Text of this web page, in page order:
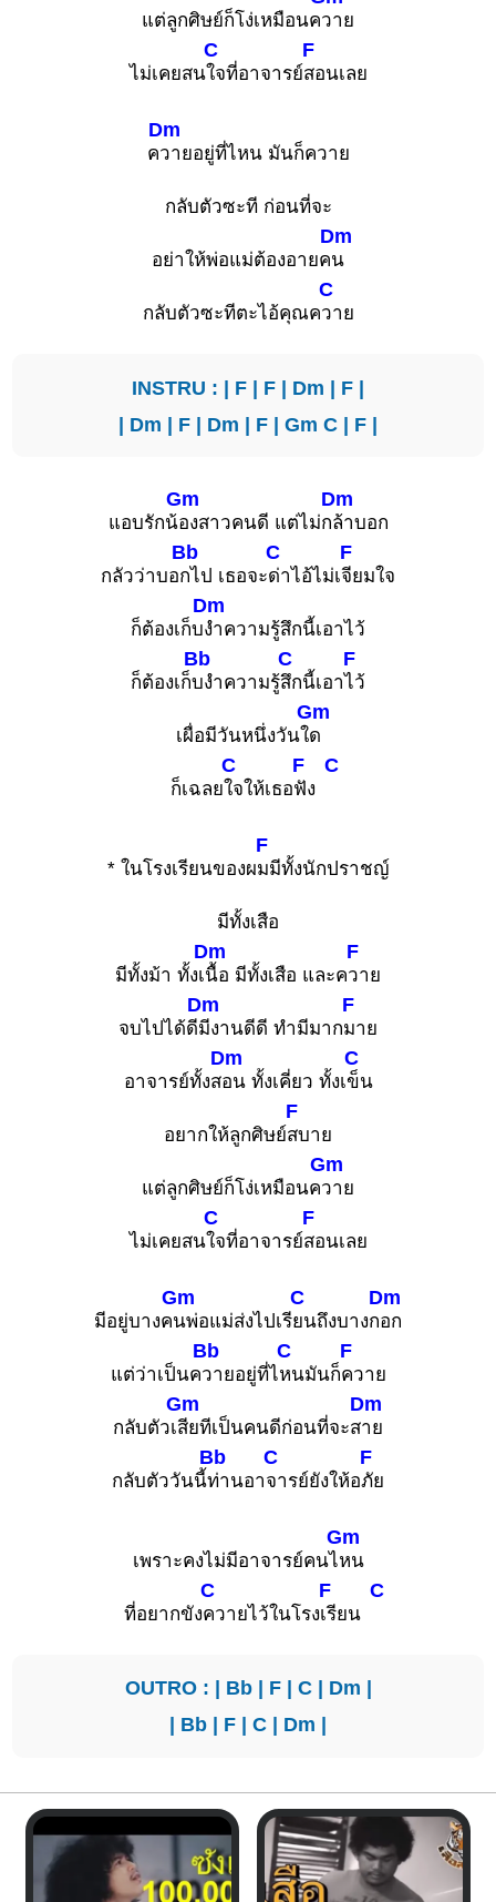
แต่ลูกศิษย์ก็โง่เหมือนควาย
ไม่เคยสน
C
ใจที่อาจารย์
F
สอนเลย
ค
Dm
วายอยู่ที่ไหน มันก็ควาย
กลับตัวซะที ก่อนที่จะ
อย่าให้พ่อแม่ต้องอายค
Dm
น
กลับตัวซะทีตะไอ้คุณค
C
วาย
INSTRU : | F | F | Dm | F |
| Dm | F | Dm | F | Gm C | F |
แอบรักน้
Gm
องสาวคนดี แต่ไม่ก
Dm
ล้าบอก
กลัวว่าบอ
Bb
กไป เธอจะ
C
ด่าไอ้ไม่เ
F
จียมใจ
ก็ต้องเก็บ
Dm
งำความรู้สึกนี้เอาไว้
ก็ต้องเก็
Bb
บงำความรู้
C
สึกนี้เอา
F
ไว้
เผื่อมีวันหนึ่งวันใ
Gm
ด
ก็เฉลย
C
ใจให้เธอ
F
ฟัง
C
* ในโรงเรียนของผ
F
มมีทั้งนักปราชญ์
มีทั้งเสือ
มีทั้งม้า ทั้งเ
Dm
นื้อ มีทั้งเสือ และค
F
วาย
จบไปได้ดี
Dm
มีงานดีดี ทำมีมาก
F
มาย
อาจารย์ทั้งส
Dm
อน ทั้งเคี่ยว ทั้งเ
C
ข็น
อยากให้ลูกศิษย์
F
สบาย
แต่ลูกศิษย์ก็โง่เหมือนค
Gm
วาย
ไม่เคยสน
C
ใจที่อาจารย์
F
สอนเลย
มีอยู่บางค
Gm
นพ่อแม่ส่งไปเรี
C
ยนถึงบางก
Dm
อก
แต่ว่าเป็นค
Bb
วายอยู่ที่ไ
C
หนมันก็
F
ควาย
กลับตัวเ
Gm
สียทีเป็นคนดีก่อนที่จะส
Dm
าย
กลับตัววันนี้
Bb
ท่านอา
C
จารย์ยังให้อ
F
ภัย
เพราะคงไม่มีอาจารย์คนไ
Gm
หน
ที่อยากขัง
C
ควายไว้ในโรง
F
เรียน
C
OUTRO : | Bb| F| C| Dm |
| Bb | F | C | Dm |